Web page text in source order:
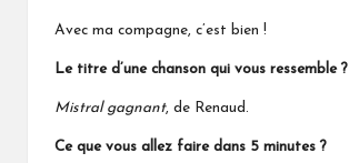
Avec ma compagne, c’est bien !
Le titre d’une chanson qui vous ressemble ?
Mistral gagnant, de Renaud.
Ce que vous allez faire dans 5 minutes ?